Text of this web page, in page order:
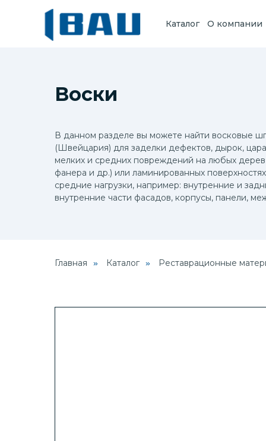
Каталог О компании
Воски
В данном разделе вы можете найти восковые
(Швейцария) для заделки дефектов, дырок,
мелких и средних повреждений на любых
фанера и др.) или ламинированных
средние нагрузки, например: внутренние и
внутренние части фасадов, корпусы, панели,
Главная » Каталог » Реставрационные